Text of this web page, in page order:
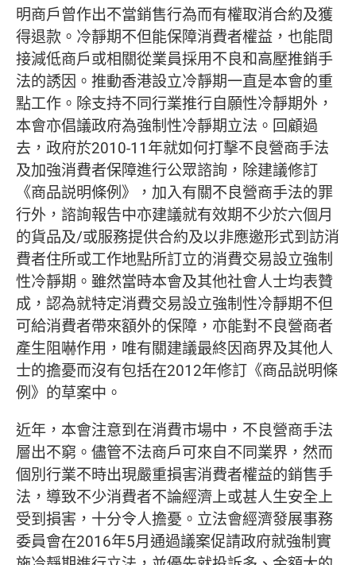
明商戶曾作出不當銷售行為而有權取消合約及獲
得退款。冷靜期不但能保障消費者權益，也能間
接減低商戶或相關從業員採用不良和高壓推銷手
法的誘因。推動香港設立冷靜期一直是本會的重
點工作。除支持不同行業推行自願性冷靜期外，
本會亦倡議政府為強制性冷靜期立法。回顧過
去，政府於2010-11年就如何打擊不良營商手法
及加強消費者保障進行公眾諮詢，除建議修訂
《商品説明條例》，加入有關不良營商手法的罪
行外，諮詢報告中亦建議就有效期不少於六個月
的貨品及/或服務提供合約及以非應邀形式到訪消
費者住所或工作地點所訂立的消費交易設立強制
性冷靜期。雖然當時本會及其他社會人士均表贊
成，認為就特定消費交易設立強制性冷靜期不但
可給消費者帶來額外的保障，亦能對不良營商者
產生阻嚇作用，唯有關建議最終因商界及其他人
士的擔憂而沒有包括在2012年修訂《商品説明條
例》的草案中。
近年，本會注意到在消費市場中，不良營商手法
層出不窮。儘管不法商戶可來自不同業界，然而
個別行業不時出現嚴重損害消費者權益的銷售手
法，導致不少消費者不論經濟上或甚人生安全上
受到損害，十分令人擔憂。立法會經濟發展事務
委員會在2016年5月通過議案促請政府就強制實